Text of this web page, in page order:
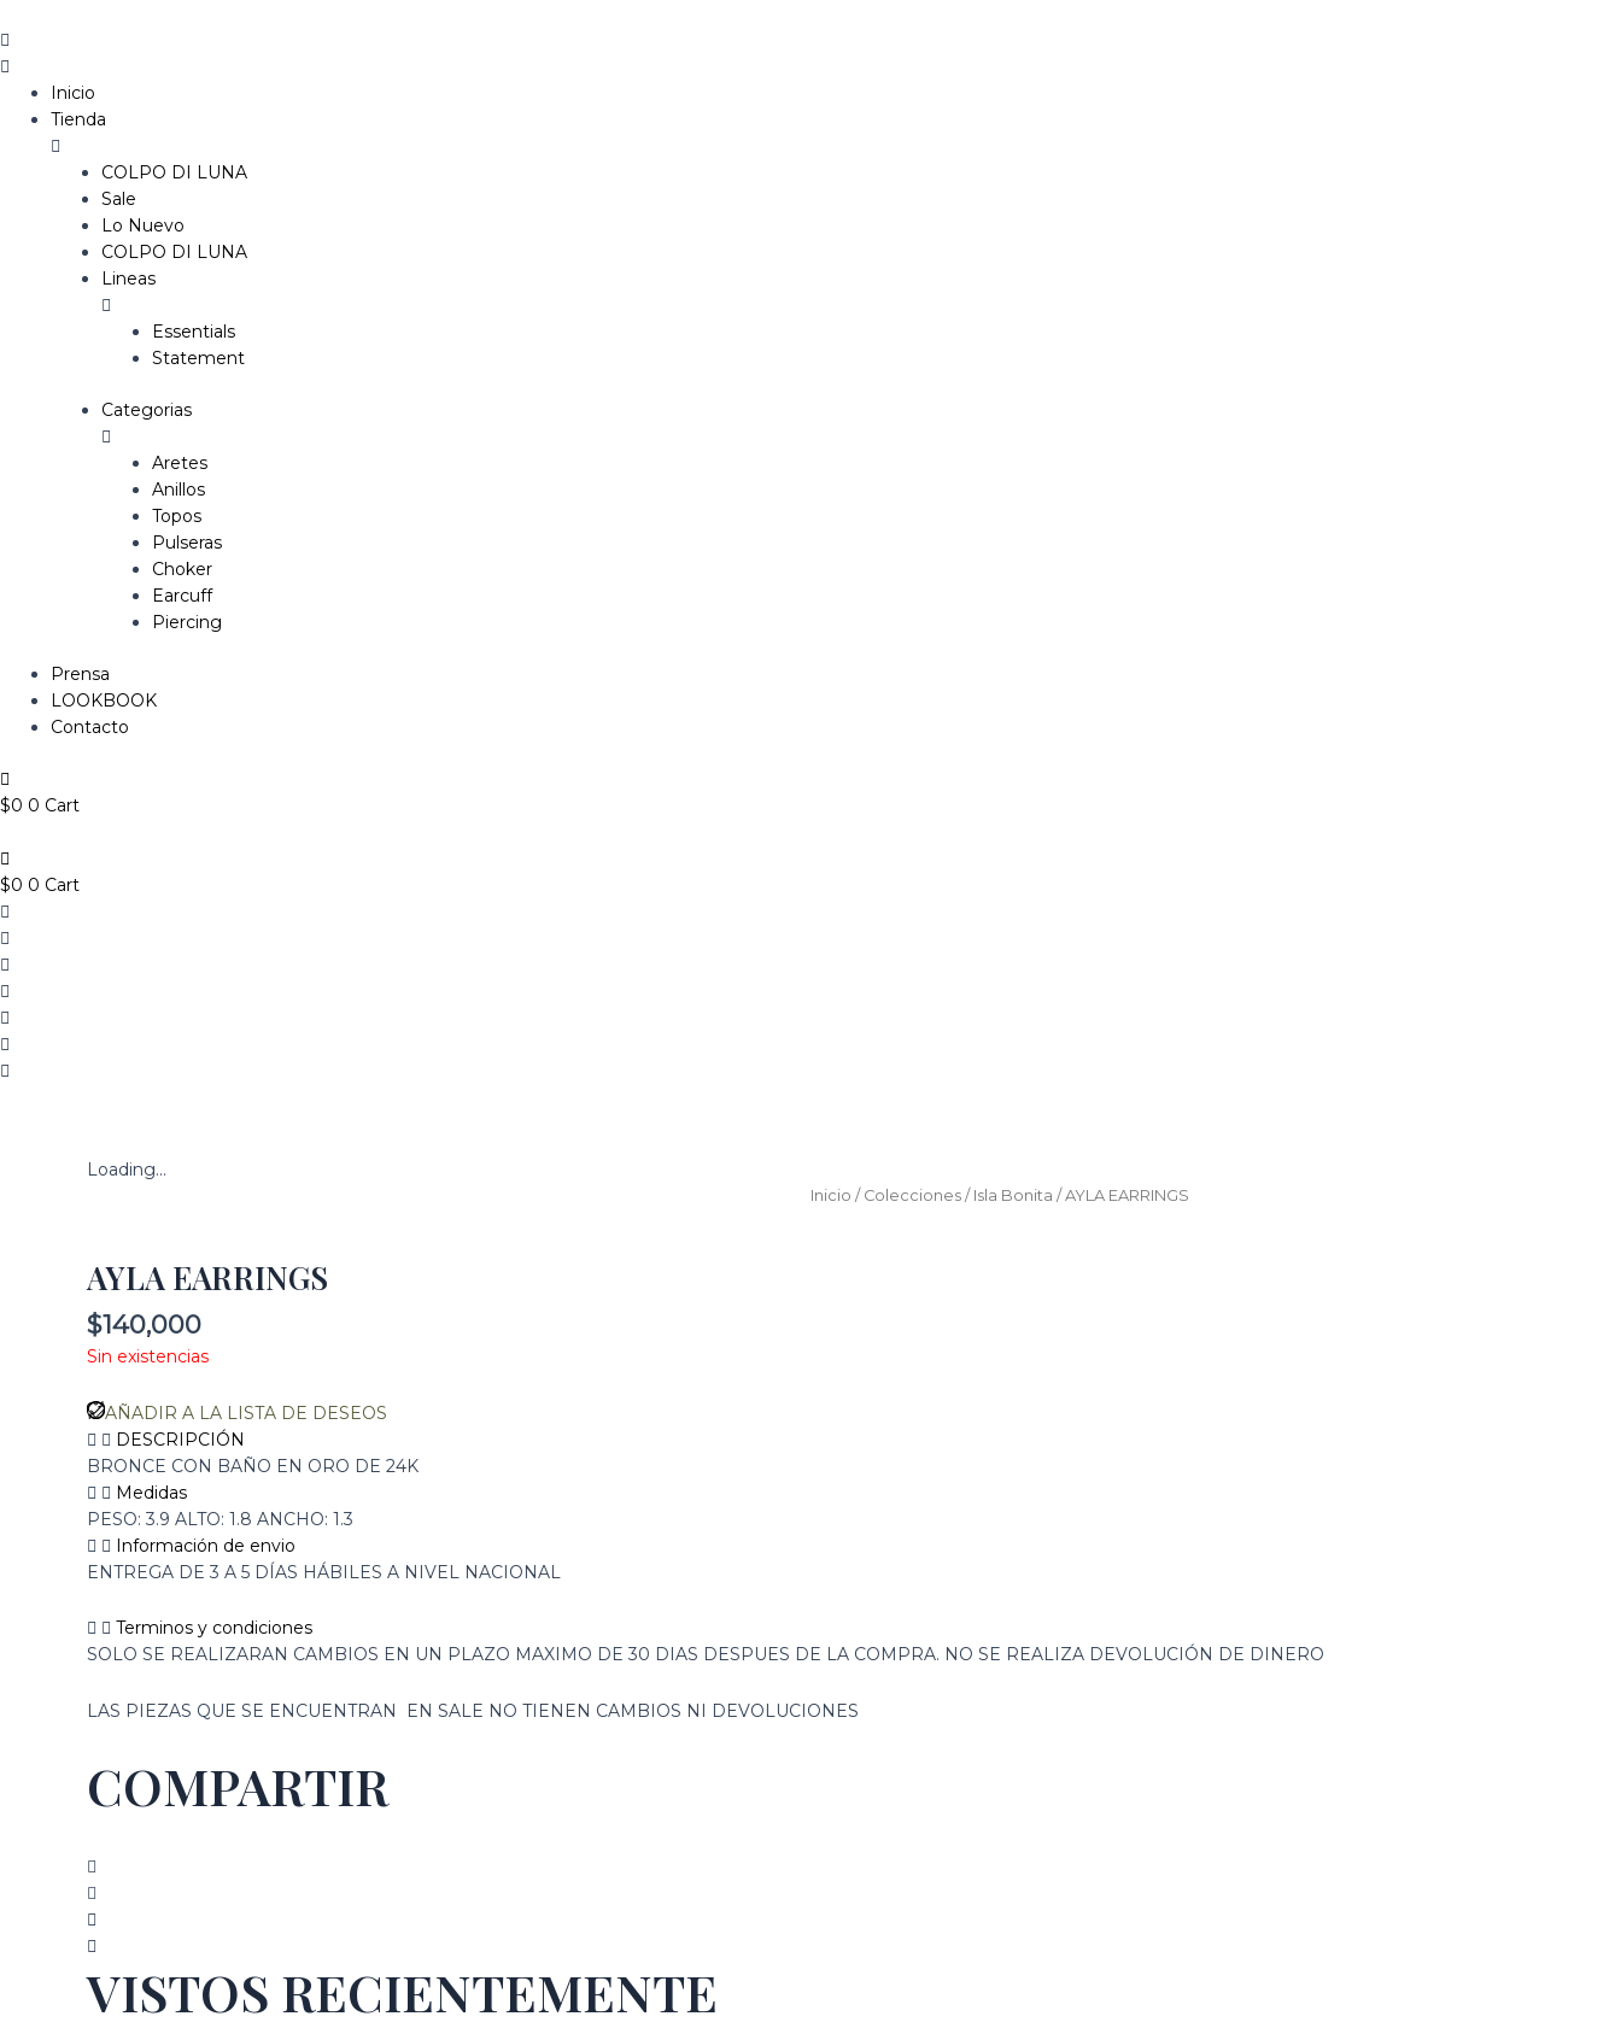
al
contenido
Inicio
Tienda
COLPO DI LUNA
Sale
Lo Nuevo
COLPO DI LUNA
Lineas
Essentials
Statement
Categorias
Aretes
Anillos
Topos
Pulseras
Choker
Earcuff
Piercing
Prensa
LOOKBOOK
Contacto
$0 0 Cart
$0 0 Cart
Loading...
Inicio / Colecciones / Isla Bonita / AYLA EARRINGS
AYLA EARRINGS
$140,000
Sin existencias
AÑADIR A LA LISTA DE DESEOS
DESCRIPCIÓN
BRONCE CON BAÑO EN ORO DE 24K
Medidas
PESO: 3.9 ALTO: 1.8 ANCHO: 1.3
Información de envio
ENTREGA DE 3 A 5 DÍAS HÁBILES A NIVEL NACIONAL
Terminos y condiciones
SOLO SE REALIZARAN CAMBIOS EN UN PLAZO MAXIMO DE 30 DIAS DESPUES DE LA COMPRA. NO SE REALIZA DEVOLUCIÓN DE DINERO
LAS PIEZAS QUE SE ENCUENTRAN EN SALE NO TIENEN CAMBIOS NI DEVOLUCIONES
COMPARTIR
VISTOS RECIENTEMENTE
...